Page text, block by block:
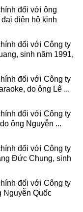
đối với ông
diện hộ kinh
đối với Công ty
sinh năm 1991,
đối với Công ty
do ông Lê ...
đối với Công ty
ông Nguyễn ...
đối với Công ty
Đức Chung, sinh
đối với Công ty
Nguyễn Quốc